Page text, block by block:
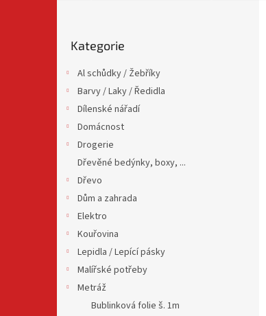
kategorie
Kategorie
Al schůdky / Žebříky
Barvy / Laky / Ředidla
Dílenské nářadí
Domácnost
Drogerie
Dřevěné bedýnky, boxy, ...
Dřevo
Dům a zahrada
Elektro
Kouřovina
Lepidla / Lepící pásky
Malířské potřeby
Metráž
Bublinková folie š. 1m